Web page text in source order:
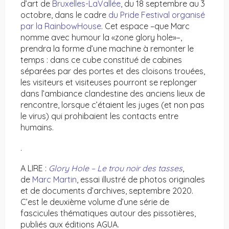
d’art de Bruxelles-LaVallée, du 18 septembre au 3
octobre, dans le cadre du Pride Festival organisé
par la RainbowHouse. Cet espace –que Marc
nomme avec humour la «zone glory hole»–,
prendra la forme d’une machine à remonter le
temps : dans ce cube constitué de cabines
séparées par des portes et des cloisons trouées,
les visiteurs et visiteuses pourront se replonger
dans l’ambiance clandestine des anciens lieux de
rencontre, lorsque c’étaient les juges (et non pas
le virus) qui prohibaient les contacts entre
humains.
.
A LIRE : Glory Hole – Le trou noir des tasses,
de Marc Martin, essai illustré de photos originales
et de documents d’archives, septembre 2020.
C’est le deuxième volume d’une série de
fascicules thématiques autour des pissotières,
publiés aux éditions AGUA.